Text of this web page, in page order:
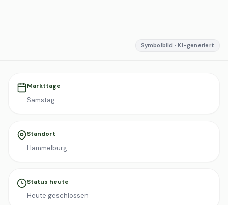
Symbolbild · KI-generiert
Markttage
Samstag
Standort
Hammelburg
Status heute
Heute geschlossen